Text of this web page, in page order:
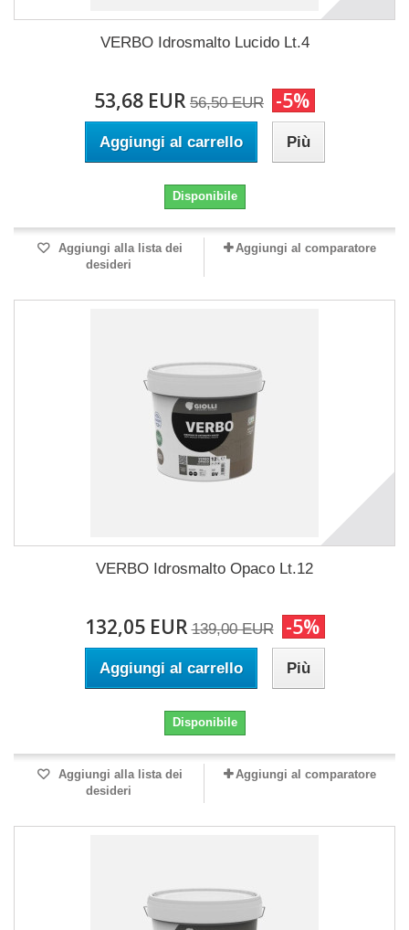
VERBO Idrosmalto Lucido Lt.4
53,68 EUR 56,50 EUR -5%
Aggiungi al carrello Più
Disponibile
Aggiungi alla lista dei
desideri
Aggiungi al comparatore
VERBO Idrosmalto Opaco Lt.12
132,05 EUR 139,00 EUR -5%
Aggiungi al carrello Più
Disponibile
Aggiungi alla lista dei
desideri
Aggiungi al comparatore